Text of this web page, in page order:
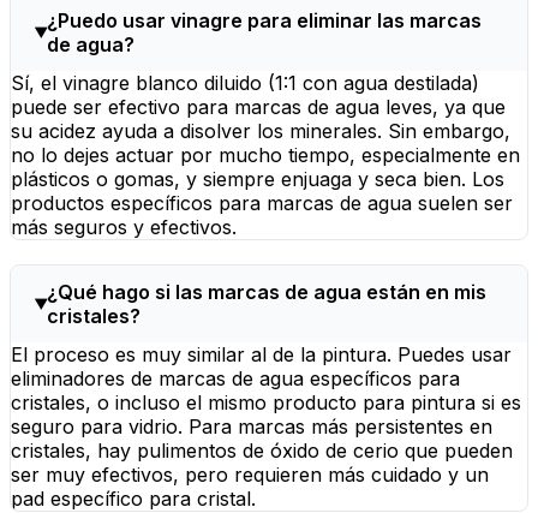
¿Puedo usar vinagre para eliminar las marcas
de agua?
Sí, el vinagre blanco diluido (1:1 con agua destilada)
puede ser efectivo para marcas de agua leves, ya que
su acidez ayuda a disolver los minerales. Sin embargo,
no lo dejes actuar por mucho tiempo, especialmente en
plásticos o gomas, y siempre enjuaga y seca bien. Los
productos específicos para marcas de agua suelen ser
más seguros y efectivos.
¿Qué hago si las marcas de agua están en mis
cristales?
El proceso es muy similar al de la pintura. Puedes usar
eliminadores de marcas de agua específicos para
cristales, o incluso el mismo producto para pintura si es
seguro para vidrio. Para marcas más persistentes en
cristales, hay pulimentos de óxido de cerio que pueden
ser muy efectivos, pero requieren más cuidado y un
pad específico para cristal.